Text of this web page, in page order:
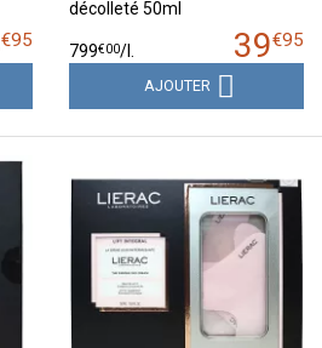
€95
décolleté 50ml
39€95
799€00/
AJOUTER